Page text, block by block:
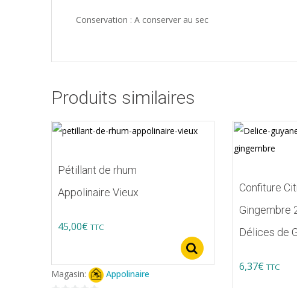
Conservation : A conserver au sec
Produits similaires
Pétillant de rhum
Appolinaire Vieux
45,00€ TTC
Magasin: Appolinaire
Confiture
Gingembre
Délices de
6,37€ TTC